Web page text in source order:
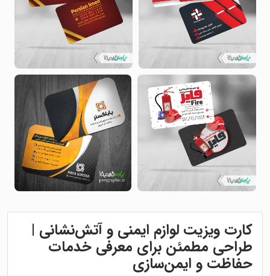
کارت ویزیت لوازم ایمنی و آتش‌نشانی |
طراحی مطمئن برای معرفی خدمات
حفاظت و ایمن‌سازی